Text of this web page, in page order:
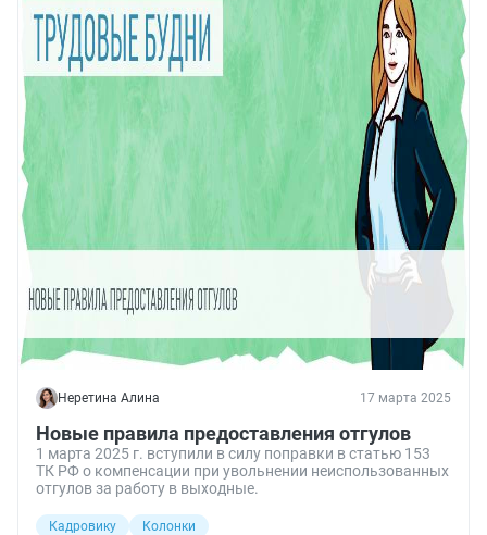
Неретина Алина 17 марта 2025
Новые правила предоставления отгулов
1 марта 2025 г. вступили в силу поправки в статью 153
ТК РФ о компенсации при увольнении неиспользованных
отгулов за работу в выходные.
Кадровику
Колонки